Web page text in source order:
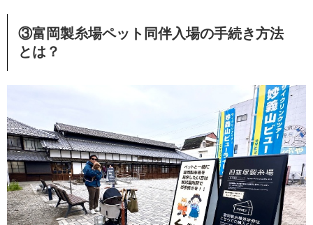
③富岡製糸場ペット同伴入場の手続き方法
とは？